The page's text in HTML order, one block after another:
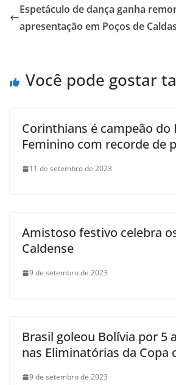
Espetáculo de dança ganha
apresentação em Poços de Caldas
Você pode gostar
Corinthians é campeão do
Feminino com recorde de
11 de setembro de 2023
Amistoso festivo celebra
Caldense
9 de setembro de 2023
Brasil goleou Bolívia por 5
nas Eliminatórias da Copa
9 de setembro de 2023